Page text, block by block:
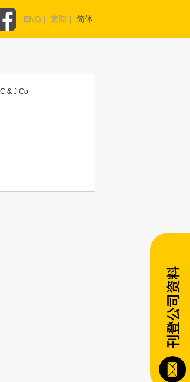
ENG | 繁體 | 简体